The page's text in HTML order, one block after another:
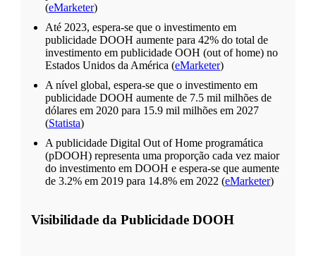
(eMarketer)
Até 2023, espera-se que o investimento em
publicidade DOOH aumente para 42% do total de
investimento em publicidade OOH (out of home) no
Estados Unidos da América (eMarketer)
A nível global, espera-se que o investimento em
publicidade DOOH aumente de 7.5 mil milhões de
dólares em 2020 para 15.9 mil milhões em 2027
(Statista)
A publicidade Digital Out of Home programática
(pDOOH) representa uma proporção cada vez maior
do investimento em DOOH e espera-se que aumente
de 3.2% em 2019 para 14.8% em 2022 (eMarketer)
Visibilidade da Publicidade DOOH